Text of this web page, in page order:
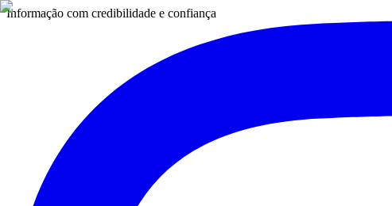
Informação com credibilidade e confiança